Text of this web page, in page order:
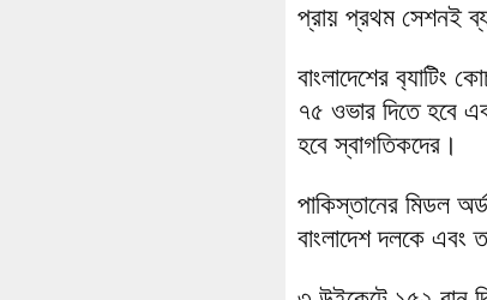
প্রায় প্রথম সেশনই
বাংলাদেশের ব‍্যাটিং
৭৫ ওভার দিতে হবে
হবে স্বাগতিকদের।
পাকিস্তানের মিডল
বাংলাদেশ দলকে এবং